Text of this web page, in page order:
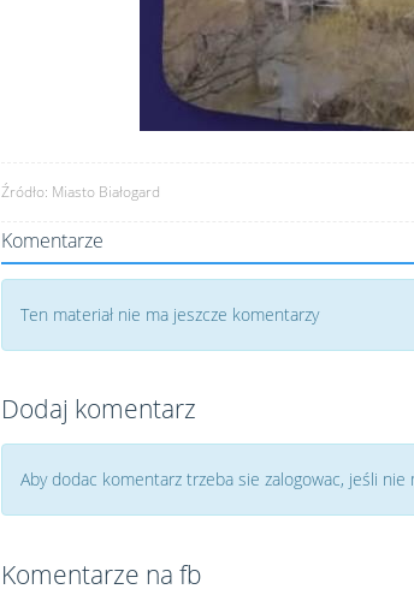
Źródło: Miasto Białogard
Komentarze
Ten materiał nie ma jeszcze komentarzy
Dodaj komentarz
Aby dodac komentarz trzeba sie zalogowac, jeśli nie
Komentarze na fb